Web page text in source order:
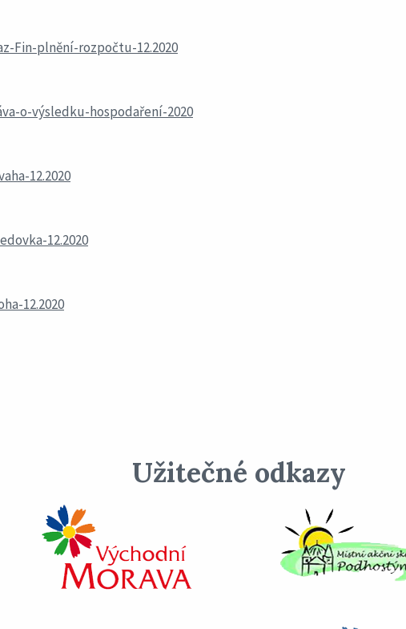
Fin-plnění-rozpočtu-12.2020
o-výsledku-hospodaření-2020
12.2020
12.2020
12.2020
Užitečné odkazy